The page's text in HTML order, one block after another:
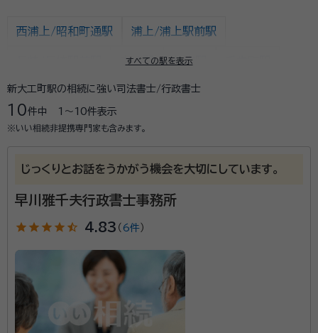
すべての駅を表示
西浦上/昭和町通駅 浦上/浦上駅前駅
赤迫駅 住吉駅
若葉町駅 長崎大学駅 岩屋橋駅
市民会館駅 桜町駅
新大工町駅の相続に強い司法書士/行政書士
10件中 1〜10件表示
※いい相続非提携専門家も含みます。
じっくりとお話をうかがう機会を大切にしています。
早川雅千夫行政書士事務所
star star star star star_half 4.83 （ 6件 ）